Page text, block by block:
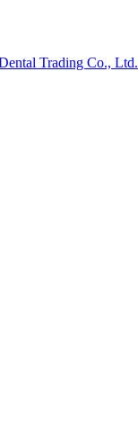
Trading Co., Ltd.